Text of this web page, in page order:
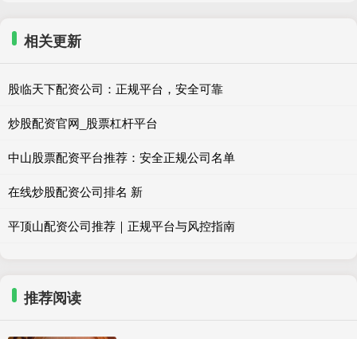
相关更新
股临天下配资公司：正规平台，安全可靠
炒股配资官网_股票杠杆平台
中山股票配资平台推荐：安全正规公司名单
在线炒股配资公司排名 新
平顶山配资公司推荐｜正规平台与风控指南
推荐阅读